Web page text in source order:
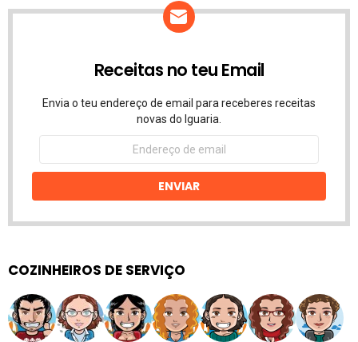
Receitas no teu Email
Envia o teu endereço de email para receberes receitas
novas do Iguaria.
Endereço
email
ENVIAR
COZINHEIROS DE SERVIÇO